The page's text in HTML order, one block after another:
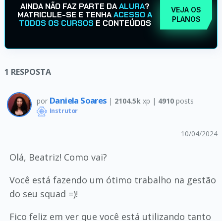
AINDA NÃO FAZ PARTE DAALURA?
MATRICULE-SE E TENHAACESSO A
TODOS OS CURSOS E CONTEÚDOS
VEJA OS
PLANOS
1 RESPOSTA
por Daniela Soares | 2104.5k xp | 4910posts
Instrutor
10/04/2024
Olá, Beatriz! Como vai?
Você está fazendo um ótimo trabalho na gestão
do seu squad =)!
Fico feliz em ver que você está utilizando tanto